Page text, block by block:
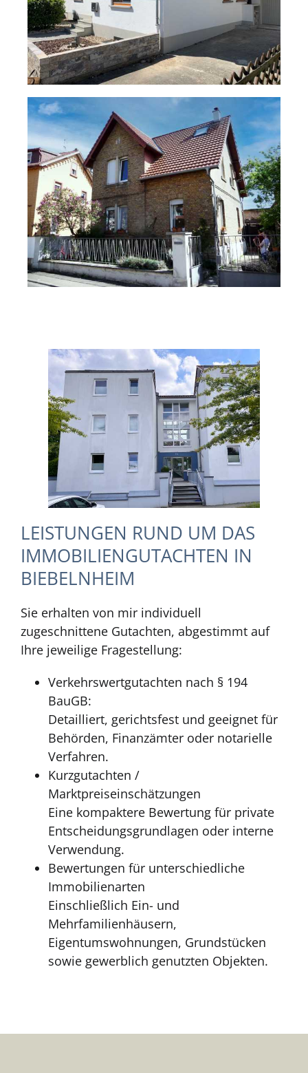
LEISTUNGEN RUND UM DAS
IMMOBILIENGUTACHTEN IN
BIEBELNHEIM
Sie erhalten von mir individuell
zugeschnittene Gutachten, abgestimmt auf
Ihre jeweilige Fragestellung:
Verkehrswertgutachten nach § 194
BauGB:
Detailliert, gerichtsfest und geeignet für
Behörden, Finanzämter oder notarielle
Verfahren.
Kurzgutachten /
Marktpreiseinschätzungen
Eine kompaktere Bewertung für private
Entscheidungsgrundlagen oder interne
Verwendung.
Bewertungen für unterschiedliche
Immobilienarten
Einschließlich Ein- und
Mehrfamilienhäusern,
Eigentumswohnungen, Grundstücken
sowie gewerblich genutzten Objekten.